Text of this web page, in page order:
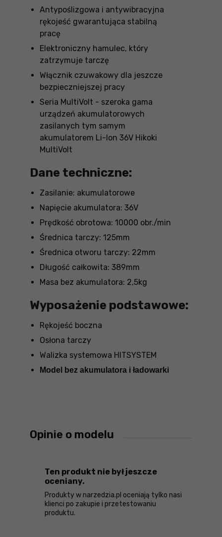
Antypoślizgowa i antywibracyjna
rękojeść gwarantująca stabilną
pracę
Elektroniczny hamulec, który
zatrzymuje tarczę
Włącznik czuwakowy dla jeszcze
bezpieczniejszej pracy
Seria MultiVolt - szeroka gama
urządzeń akumulatorowych
zasilanych tym samym
akumulatorem Li-Ion 36V Hikoki
MultiVolt
Dane techniczne:
Zasilanie: akumulatorowe
Napięcie akumulatora: 36V
Prędkość obrotowa: 10000 obr./min
Średnica tarczy: 125mm
Średnica otworu tarczy: 22mm
Długość całkowita: 389mm
Masa bez akumulatora: 2,5kg
Wyposażenie podstawowe:
Rękojeść boczna
Osłona tarczy
Walizka systemowa HITSYSTEM
Model bez akumulatora i ładowarki
Opinie o modelu
Ten produkt nie był jeszcze
oceniany.
Produkty w narzedzia.pl oceniają tylko nasi
klienci po zakupie i przetestowaniu
produktu.